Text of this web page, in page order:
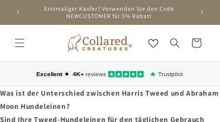
INHALT
Erstmaliger Käufer? Verwenden Sie den Code
NEWCUSTOMER für 5% Rabatt
Wagen
Was ist der Unterschied zwischen Harris Tweed und Abraham
Moon Hundeleinen?
Sind Ihre Tweed-Hundeleinen für den täglichen Gebrauch